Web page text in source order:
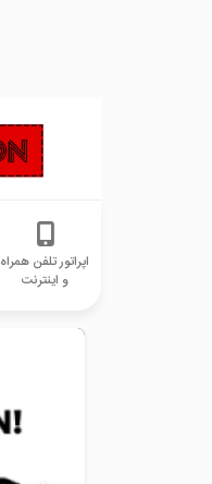
اپراتور تلفن همراه
و اینترنت